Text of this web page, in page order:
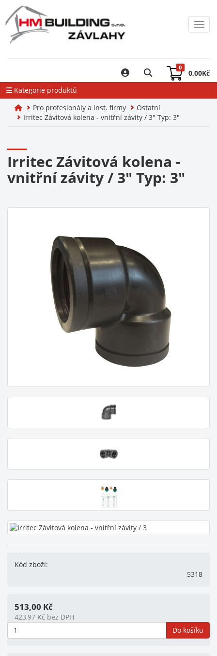
0
0,00Kč
Kategorie produktů
Pro profesionály a inst. firmy
Ostatní
Irritec Závitová kolena - vnitřní závity / 3" Typ: 3"
Irritec Závitová kolena -
vnitřní závity / 3" Typ: 3"
Kód zboží:
5318
513,00 Kč
423,97 Kč bez DPH
Do košíku